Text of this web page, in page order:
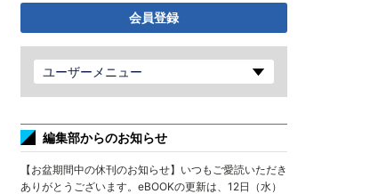
会員登録
ユーザーメニュー
編集部からのお知らせ
【お盆期間中の休刊のお知らせ】いつもご愛読いただき
ありがとうございます。eBOOKの更新は、12日（水）